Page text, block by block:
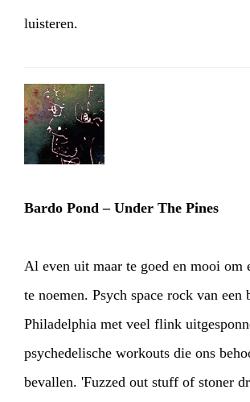
luisteren.
Bardo Pond – Under The Pines
Al even uit maar te goed en mooi om
te noemen. Psych space rock van een
Philadelphia met veel flink
psychedelische workouts die ons
bevallen. 'Fuzzed out stuff of stoner